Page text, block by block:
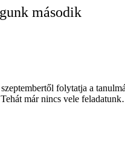
második
folytatja a
már nincs vele